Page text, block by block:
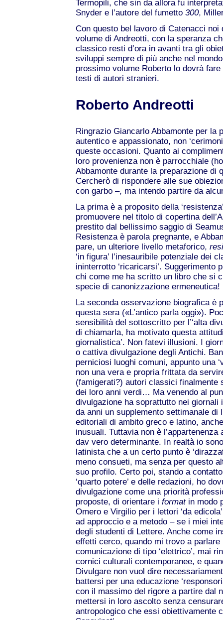
Termopili, che sin da allora fu
Snyder e l’autore del fumetto 300,
Con questo bel lavoro di Catenacci noi
volume di Andreotti, con la speranza
classico resti d’ora in avanti tra gli
sviluppi sempre di più anche nel
prossimo volume Roberto lo dovrà
testi di autori stranieri.
Roberto Andreotti
Ringrazio Giancarlo Abbamonte per la
autentico e appassionato, non
queste occasioni. Quanto ai
loro provenienza non è parrocchiale
Abbamonte durante la preparazione di
Cercherò di rispondere alle sue
con garbo –, ma intendo partire da
La prima è a proposito della
promuovere nel titolo di copertina
prestito dal bellissimo saggio di
Resistenza è parola pregnante, e
pare, un ulteriore livello metaforico,
‘in figura’ l’inesauribile potenziale dei
ininterrotto ‘ricaricarsi’. Suggerimento
chi come me ha scritto un libro che si
specie di canonizzazione ermeneutica!
La seconda osservazione biografica è
questa sera («L’antico parla oggi»).
sensibilità del sottoscritto per l’‘alta
di chiamarla, ha motivato questa
giornalistica’. Non fatevi illusioni. I
o cattiva divulgazione degli Antichi.
perniciosi luoghi comuni, appunto una
non una vera e propria frittata da
(famigerati?) autori classici finalmente
dei loro anni verdi… Ma venendo al
divulgazione ha soprattutto nei
da anni un supplemento settimanale
editoriali di ambito greco e latino,
inusuali. Tuttavia non è
dav vero determinante. In realtà io
latinista che a un certo punto è
meno consueti, ma senza per questo
suo profilo. Certo poi, stando a
‘quarto potere’ e delle redazioni, ho
divulgazione come una priorità
proposte, di orientare i format in modo
Omero e Virgilio per i lettori ‘da
ad approccio e a metodo – se i miei
degli studenti di Lettere. Anche come
effetti cerco, quando mi trovo a parlare
comunicazione di tipo ‘elettrico’, mai
cornici culturali contemporanee, e
Divulgare non vuol dire
battersi per una educazione
con il massimo del rigore a partire dal
mettersi in loro ascolto senza
antropologico che essi obiettivamente